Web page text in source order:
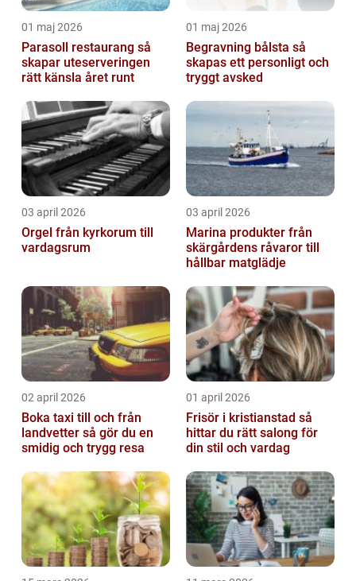
01 maj 2026
Parasoll restaurang så
skapar uteserveringen
rätt känsla året runt
01 maj 2026
Begravning bålsta så
skapas ett personligt och
tryggt avsked
03 april 2026
Orgel från kyrkorum till
vardagsrum
03 april 2026
Marina produkter från
skärgårdens råvaror till
hållbar matglädje
02 april 2026
Boka taxi till och från
landvetter så gör du en
smidig och trygg resa
01 april 2026
Frisör i kristianstad så
hittar du rätt salong för
din stil och vardag